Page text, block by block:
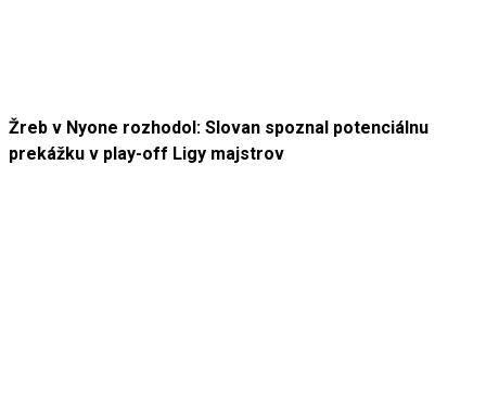
Žreb v Nyone rozhodol: Slovan spoznal potenciálnu
prekážku v play-off Ligy majstrov